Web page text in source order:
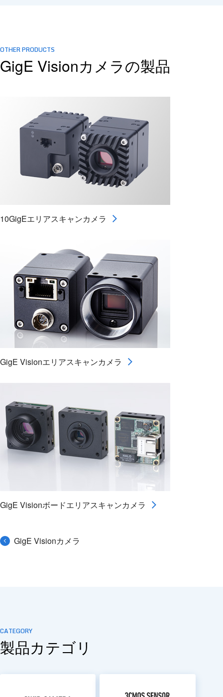
OTHER PRODUCTS
GigE Visionカメラの製品
10GigEエリアスキャンカメラ
GigE Visionエリアスキャンカメラ
GigE Visionボードエリアスキャンカメラ
GigE Visionカメラ
CATEGORY
製品カテゴリ